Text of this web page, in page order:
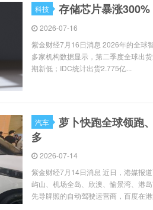
科技 存储芯片暴涨
2026-07-16
紫金财经7月16日消息 2026年的全球
多家机构数据显示，第二季度全球出
期新低；IDC统计出货2.775亿...
汽车
萝卜快跑全球领跑
多
2026-07-14
紫金财经7月14日消息 近日，港媒报
屿山、机场全岛、欣澳、愉景湾、港
先导牌照的自动驾驶运营商，百度在港